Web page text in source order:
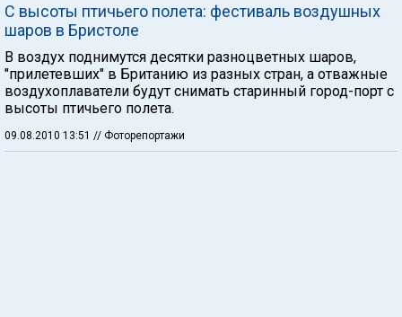
С высоты птичьего полета: фестиваль воздушных
шаров в Бристоле
В воздух поднимутся десятки разноцветных шаров,
"прилетевших" в Британию из разных стран, а отважные
воздухоплаватели будут снимать старинный город-порт с
высоты птичьего полета.
09.08.2010 13:51 // Фоторепортажи